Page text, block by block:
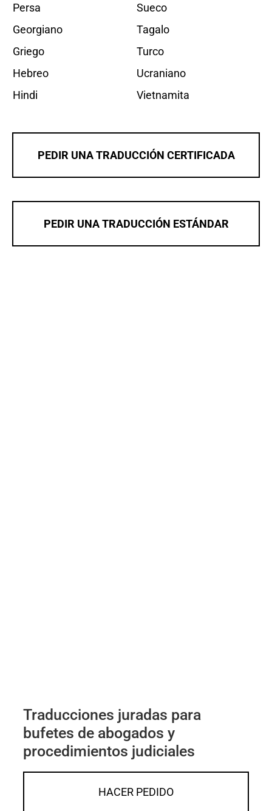
Persa
Georgiano
Griego
Hebreo
Hindi
Sueco
Tagalo
Turco
Ucraniano
Vietnamita
PEDIR UNA TRADUCCIÓN CERTIFICADA
PEDIR UNA TRADUCCIÓN ESTÁNDAR
Traducciones juradas para
bufetes de abogados y
procedimientos judiciales
HACER PEDIDO